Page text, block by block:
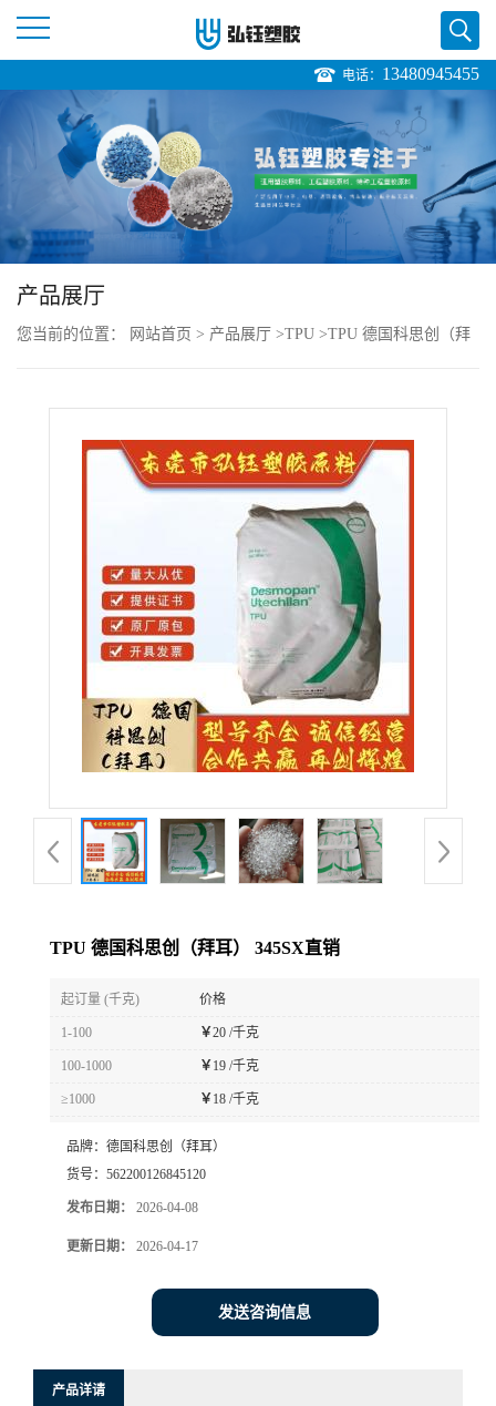
页
公
品
展
电话： 13480945455
产品展厅
您当前的位置： 网站首页 > 产品展厅 >TPU >TPU 德国科思创（拜
TPU 德国科思创（拜耳） 345SX直销
起订量 (千克) 价格
1-100 ￥20 /千克
100-1000 ￥ 19 /千克
≥1000 ￥ 18 /千克
品牌： 德国科思创（拜耳）
货号： 562200126845120
发布日期： 2026-04-08
更新日期： 2026-04-17
发送咨询信息
产品详请